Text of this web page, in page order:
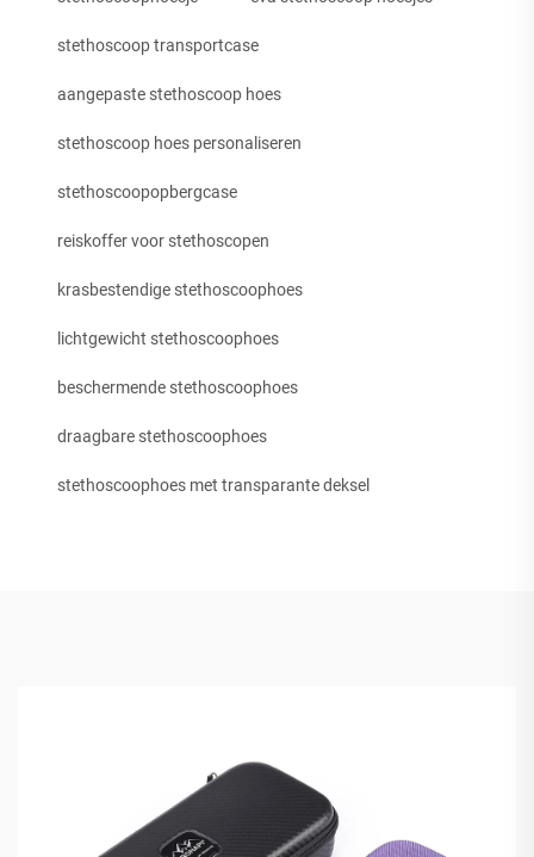
stethoscoop transportcase
aangepaste stethoscoop hoes
stethoscoop hoes personaliseren
stethoscoopopbergcase
reiskoffer voor stethoscopen
krasbestendige stethoscoophoes
lichtgewicht stethoscoophoes
beschermende stethoscoophoes
draagbare stethoscoophoes
stethoscoophoes met transparante deksel